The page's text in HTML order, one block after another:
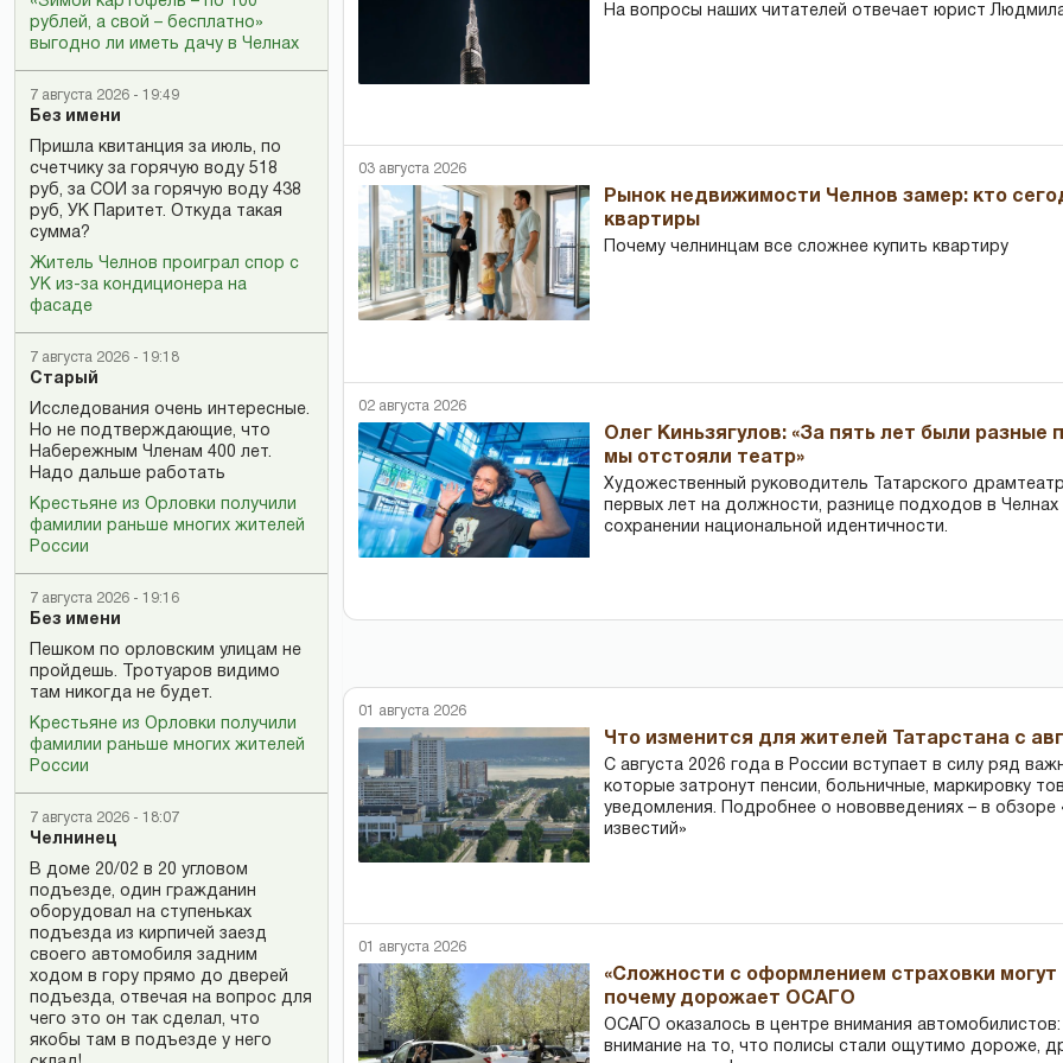
рублей, а свой – бесплатно»
выгодно ли иметь дачу в Челнах
7 августа 2026 - 19:49
Без имени
Пришла квитанция за июль, по
счетчику за горячую воду 518
руб, за СОИ за горячую воду 438
руб, УК Паритет. Откуда такая
сумма?
Житель Челнов проиграл спор с
УК из-за кондиционера на
фасаде
7 августа 2026 - 19:18
Старый
Исследования очень интересные.
Но не подтверждающие, что
Набережным Членам 400 лет.
Надо дальше работать
Крестьяне из Орловки получили
фамилии раньше многих жителей
России
7 августа 2026 - 19:16
Без имени
Пешком по орловским улицам не
пройдешь. Тротуаров видимо
там никогда не будет.
Крестьяне из Орловки получили
фамилии раньше многих жителей
России
7 августа 2026 - 18:07
Челнинец
В доме 20/02 в 20 угловом
подъезде, один гражданин
оборудовал на ступеньках
подъезда из кирпичей заезд
своего автомобиля задним
ходом в гору прямо до дверей
подъезда, отвечая на вопрос для
чего это он так сделал, что
якобы там в подъезде у него
На вопросы наших читателей отвечает юрист
03 августа 2026
Рынок недвижимости Челнов замер: кто
квартиры
Почему челнинцам все сложнее купить квартиру
02 августа 2026
Олег Киньзягулов: «За пять лет были разные
мы отстояли театр»
Художественный руководитель Татарского
первых лет на должности, разнице подходов в Челнах
сохранении национальной идентичности.
01 августа 2026
Что изменится для жителей Татарстана с
С августа 2026 года в России вступает в силу ряд
которые затронут пенсии, больничные, маркировку
уведомления. Подробнее о нововведениях – в обзоре
известий»
01 августа 2026
«Сложности с оформлением страховки могут
почему дорожает ОСАГО
ОСАГО оказалось в центре внимания
внимание на то, что полисы стали ощутимо дороже,